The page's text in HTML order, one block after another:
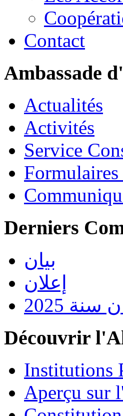
Contact
Ambassade
Actualités
Activités
Service
Formulaires
Derniers
بيان
إعلان
2025
Découvrir
Institutions
Aperçu sur